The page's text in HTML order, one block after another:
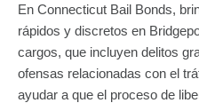
En Connecticut Bail Bonds,
rápidos y discretos en
cargos, que incluyen delitos
ofensas relacionadas con el
ayudar a que el proceso de